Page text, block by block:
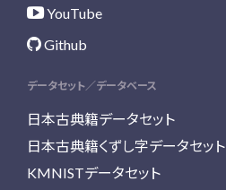
YouTube
Github
データセット／データベース
日本古典籍データセット
日本古典籍くずし字データセット
KMNISTデータセット